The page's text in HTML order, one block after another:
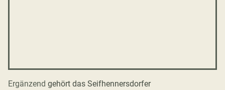
Ergänzend gehört das Seifhennersdorfer